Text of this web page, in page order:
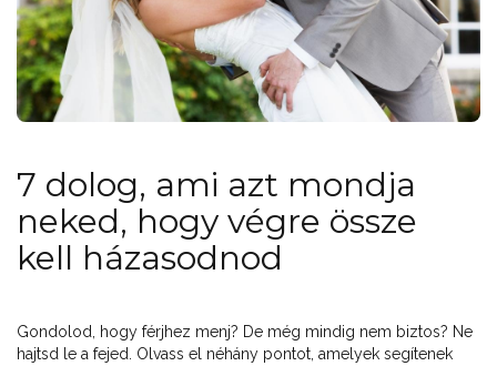
7 dolog, ami azt mondja
neked, hogy végre össze
kell házasodnod
Gondolod, hogy férjhez menj? De még mindig nem biztos? Ne
hajtsd le a fejed. Olvass el néhány pontot, amelyek segítenek